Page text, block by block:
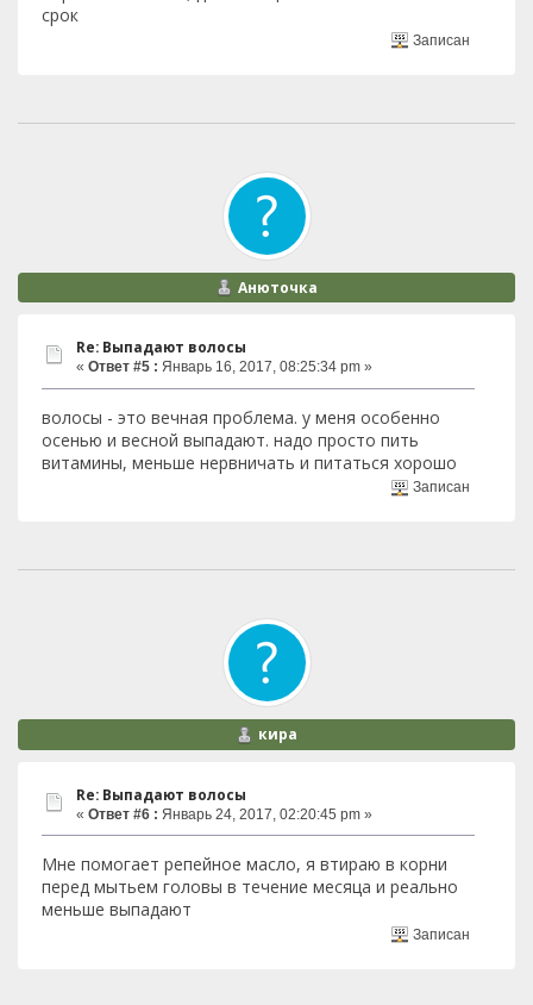
срок
Записан
Анюточка
Re: Выпадают волосы
« Ответ #5 : Январь 16, 2017, 08:25:34 pm »
волосы - это вечная проблема. у меня особенно
осенью и весной выпадают. надо просто пить
витамины, меньше нервничать и питаться хорошо
Записан
кира
Re: Выпадают волосы
« Ответ #6 : Январь 24, 2017, 02:20:45 pm »
Мне помогает репейное масло, я втираю в корни
перед мытьем головы в течение месяца и реально
меньше выпадают
Записан